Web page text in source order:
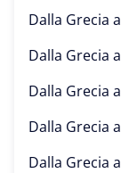
Dalla Grecia a
Dalla Grecia a
Dalla Grecia a
Dalla Grecia a
Dalla Grecia a